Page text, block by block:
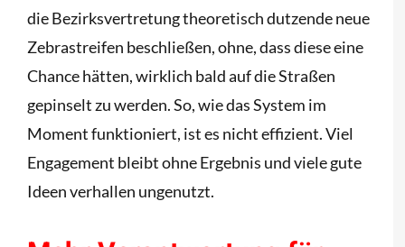
die Bezirksvertretung theoretisch dutzende neue
Zebrastreifen beschließen, ohne, dass diese eine
Chance hätten, wirklich bald auf die Straßen
gepinselt zu werden. So, wie das System im
Moment funktioniert, ist es nicht effizient. Viel
Engagement bleibt ohne Ergebnis und viele gute
Ideen verhallen ungenutzt.